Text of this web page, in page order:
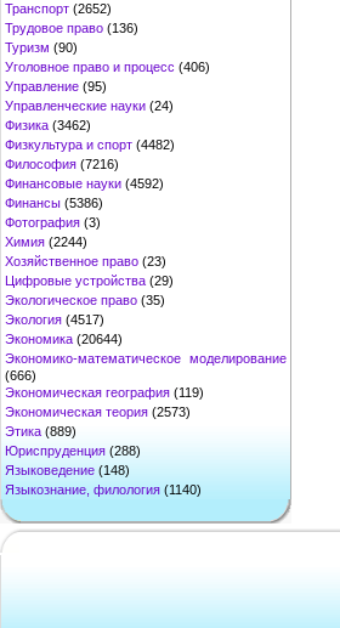
Транспорт (2652)
Трудовое право (136)
Туризм (90)
Уголовное право и процесс (406)
Управление (95)
Управленческие науки (24)
Физика (3462)
Физкультура и спорт (4482)
Философия (7216)
Финансовые науки (4592)
Финансы (5386)
Фотография (3)
Химия (2244)
Хозяйственное право (23)
Цифровые устройства (29)
Экологическое право (35)
Экология (4517)
Экономика (20644)
Экономико-математическое моделирование
(666)
Экономическая география (119)
Экономическая теория (2573)
Этика (889)
Юриспруденция (288)
Языковедение (148)
Языкознание, филология (1140)